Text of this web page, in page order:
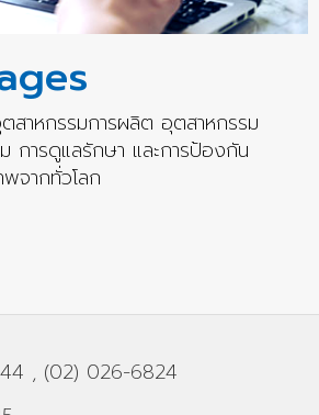
สาหกรรมการผลิต อุตสาหกรรม
การดูแลรักษา และการป้องกัน
จากทั่วโลก
, (02) 026-6824